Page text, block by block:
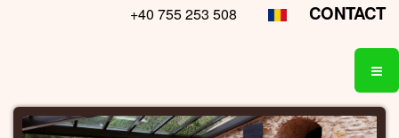
+40 755 253 508 CONTACT